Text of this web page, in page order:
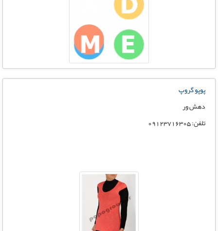
پوپو گروپ
دهش ور
تلفن: 09123716305